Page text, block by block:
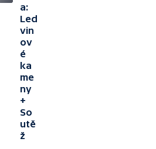
a:
Led
vin
ov
é
ka
me
ny
+
So
utě
ž